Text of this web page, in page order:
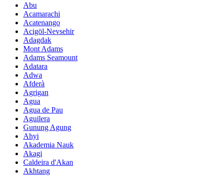
Abu
Acamarachi
Acatenango
Acigöl-Nevsehir
Adagdak
Mont Adams
Adams Seamount
Adatara
Adwa
Afderà
Agrigan
Agua
Agua de Pau
Aguilera
Gunung Agung
Ahyi
Akademia Nauk
Akagi
Caldeira d'Akan
Akhtang